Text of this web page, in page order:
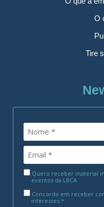
O
Tire
Quero receber material
eventos da LBCA
Concordo em receber
interesses.*